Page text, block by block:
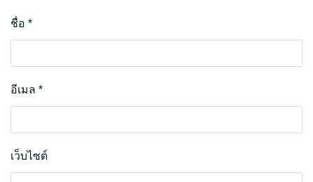
ชื่อ *
อีเมล *
เว็บไซต์